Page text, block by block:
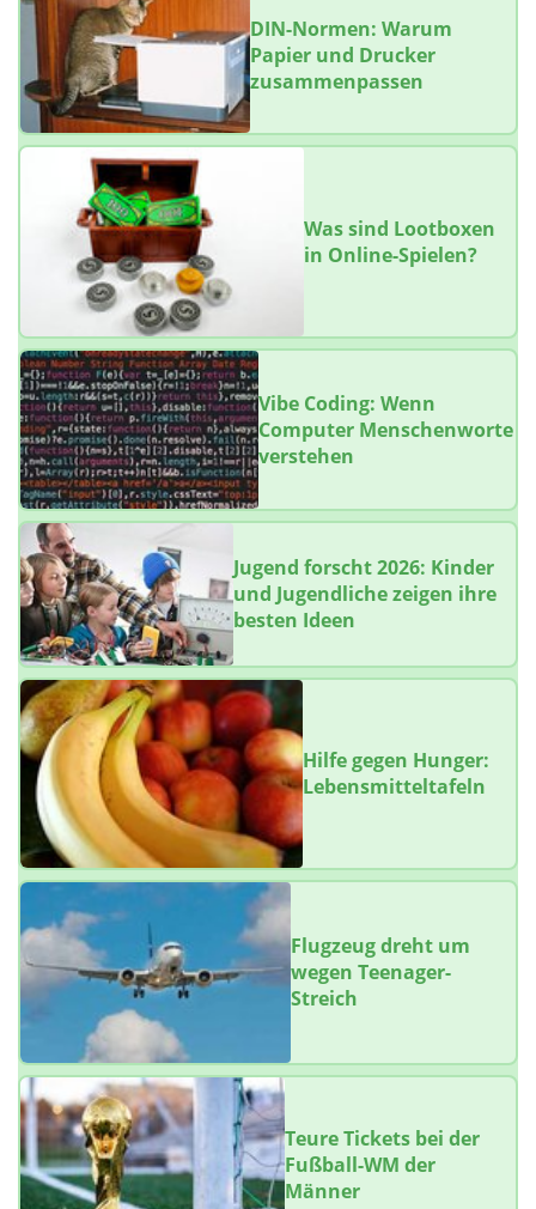
DIN-Normen: Warum
Papier und Drucker
zusammenpassen
Was sind Lootboxen
in Online-Spielen?
Vibe Coding: Wenn
Computer Menschenworte
verstehen
Jugend forscht 2026: Kinder
und Jugendliche zeigen ihre
besten Ideen
Hilfe gegen Hunger:
Lebensmitteltafeln
Flugzeug dreht um
wegen Teenager-
Streich
Teure Tickets bei der
Fußball-WM der
Männer